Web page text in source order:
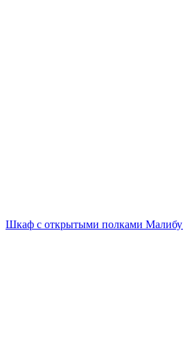
Шкаф с открытыми полками Малибу